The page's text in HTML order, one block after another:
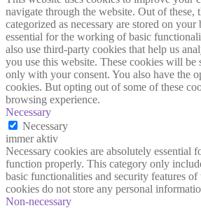
navigate through the website. Out of these,
categorized as necessary are stored on your
essential for the working of basic
also use third-party cookies that help us
you use this website. These cookies will be
only with your consent. You also have the
cookies. But opting out of some of these
browsing experience.
Necessary
Necessary
immer aktiv
Necessary cookies are absolutely essential
function properly. This category only
basic functionalities and security features of
cookies do not store any personal
Non-necessary